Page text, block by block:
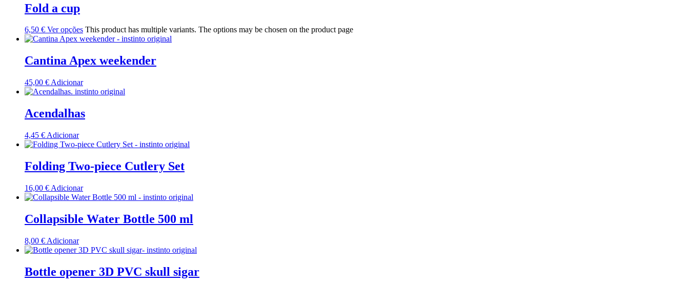
Fold a cup
6,50 € Ver opções This product has multiple variants. The options may be chosen on the product page
Cantina Apex weekender
45,00 € Adicionar
Acendalhas
4,45 € Adicionar
Folding Two-piece Cutlery Set
16,00 € Adicionar
Collapsible Water Bottle 500 ml
8,00 € Adicionar
Bottle opener 3D PVC skull sigar